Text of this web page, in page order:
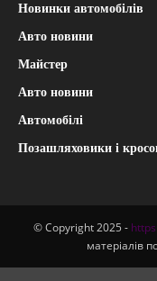
Новинки автомобілів
Авто новини
Майстер
Авто новини
Автомобілі
Позашляховики і
© Copyright 2025 -
матеріалів